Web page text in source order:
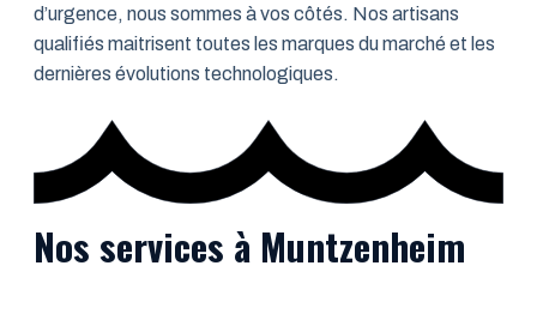
d’urgence, nous sommes à vos côtés. Nos artisans
qualifiés maitrisent toutes les marques du marché et les
dernières évolutions technologiques.
Nos services à Muntzenheim